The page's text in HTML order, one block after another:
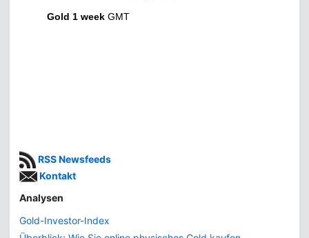
Gold 1 week GMT
RSS Newsfeeds
Kontakt
Analysen
Gold-Investor-Index